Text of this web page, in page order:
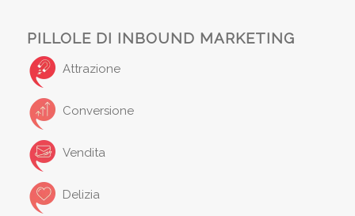
PILLOLE DI INBOUND MARKETING
Attrazione
Conversione
Vendita
Delizia